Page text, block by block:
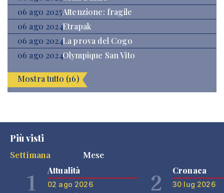
06 ago 2025Attenzione: fragile
06 ago 2024Etrapak
06 ago 2024La prova del Cogo
06 ago 2024Olympique San Vito
Mostra tutto (16)
Più visti
Settimana
Mese
1 Attualità
02 ago 2026 2 Cronaca
30 lug 2026